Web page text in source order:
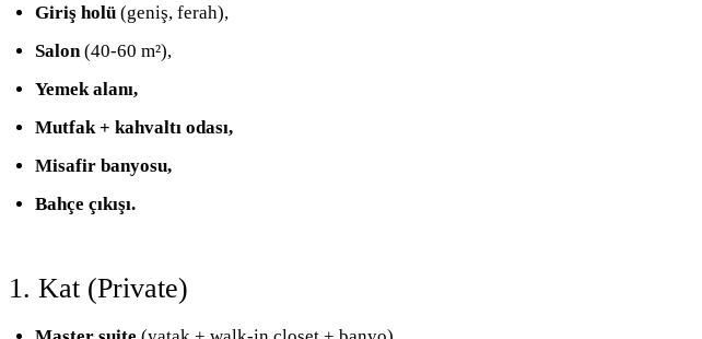
Giriş holü(geniş, ferah),
Salon(40-60 m²),
Yemek alanı,
Mutfak + kahvaltı odası,
Misafir banyosu,
Bahçe çıkışı.
1. Kat (Private)